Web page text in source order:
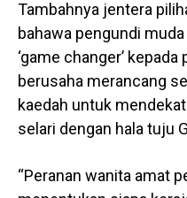
Tambahnya jentera
bahawa pengundi
‘game changer’
berusaha merancang
kaedah untuk
selari dengan hala tuju
“Peranan wanita amat